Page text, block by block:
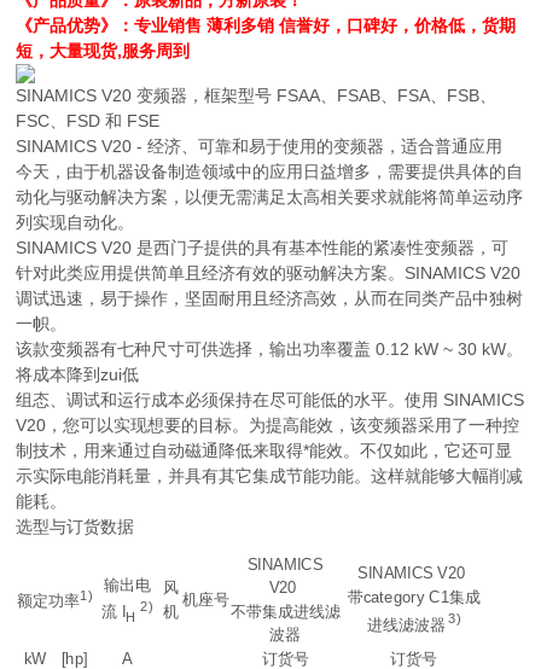
《产品优势》：专业销售 薄利多销 信誉好，口碑好，价格低，货期
短，大量现货,服务周到
SINAMICS V20 变频器，框架型号 FSAA、FSAB、FSA、FSB、
FSC、FSD 和 FSE
SINAMICS V20 - 经济、可靠和易于使用的变频器，适合普通应用
今天，由于机器设备制造领域中的应用日益增多，需要提供具体的自
动化与驱动解决方案，以便无需满足太高相关要求就能将简单运动序
列实现自动化。
SINAMICS V20 是西门子提供的具有基本性能的紧凑性变频器，可
针对此类应用提供简单且经济有效的驱动解决方案。SINAMICS V20
调试迅速，易于操作，坚固耐用且经济高效，从而在同类产品中独树
一帜。
该款变频器有七种尺寸可供选择，输出功率覆盖 0.12 kW ~ 30 kW。
将成本降到zui低
组态、调试和运行成本必须保持在尽可能低的水平。使用 SINAMICS
V20，您可以实现想要的目标。为提高能效，该变频器采用了一种控
制技术，用来通过自动磁通降低来取得*能效。不仅如此，它还可显
示实际电能消耗量，并具有其它集成节能功能。这样就能够大幅削减
能耗。
选型与订货数据
额定功率1)
输出电
流
H
2)
风
机
机座号
SINAMICS
V20
不带集成进线滤
波器
SINAMICS V20
带category C1集成
进线滤波器 3)
kW [hp] A 订货号
订货号